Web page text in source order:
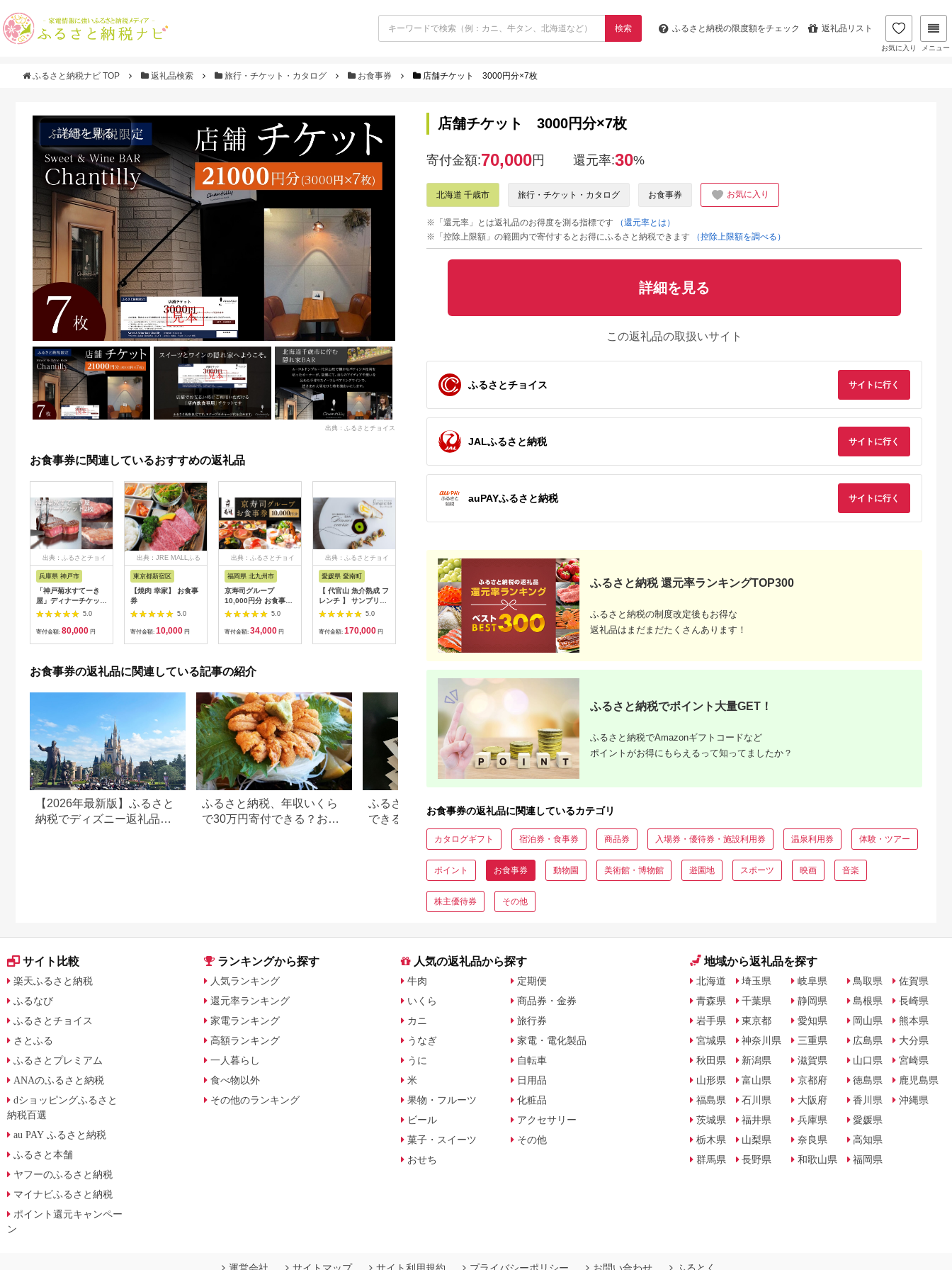
検索 ふるさと納税の限度額をチェック 返礼品リスト
お気に入り メニュー
ふるさと納税ナビ TOP 返礼品検索 旅行・チケット・カタログ お食事券 店舗チケット 3000円分×7枚
詳細を見る
出典：ふるさとチョイス
お食事券に関連しているおすすめの返礼品
出典：ふるさとチョイ
兵庫県 神戸市
「神戸菊水すてーき
屋」ディナーチケット
（2枚）
5.0
寄付金額: 80,000 円
出典：JRE MALLふる
東京都新宿区
【焼肉 幸家】 お食事
券
5.0
寄付金額: 10,000 円
出典：ふるさとチョイ
福岡県 北九州市
京寿司グループ
10,000円分 お食事券
1000円×10枚 食事チ
ケット チケット 寿司
福岡県 北九州市
5.0
寄付金額: 34,000 円
出典：ふるさとチョイ
愛媛県 愛南町
【 代官山 魚介熟成 フ
レンチ 】 サンプリシ
テ 「 愛南町 ディナー
コース 」 食事券 2名
様分
5.0
寄付金額: 170,000 円
出典：ふるさとチョイ
兵庫県 芦屋市
【ふるさと納税】「ホ
テル竹園芦屋」ご宿泊
・ ご飲食券 20000円
分 (1000円×20枚)
【宿泊券 お食事券 入
場券 優待券 チケット
ホテル 竹園芦屋 宿泊
素泊まり 朝食付き 1
泊2食付き サウナ付き
大浴場 レストラン カ
フェ 食事 ランチ ディ
5.0
寄付金額:67,000
出典：ふるさとチョイ
ス
料亭金城樓のお食事券
(ペア）
5.0
寄付金額:100,000 円
京都 府久御山町
『多来多来』の特撰牛
名様分【1131614】
5.0
寄付金額: 72,000 円
東京都墨田区
東京スカイツリー ラ
ケット 有効期間6ヶ月
Sky Restaurant 634
スカイツリー 入場券
イジーヌ フランス料
理 東京 墨田区
寄付金額:75,000
お食事券の返礼品に関連している記事の紹介
【2026年最新版】ふるさと
納税でディズニー返礼品は
ふるさと納税、年収いくら
で30万円寄付できる？おす
ふるさと納税で15万円寄付
できる年収は？家電などお
すすめ返礼品も
【2026年】ふるさと納税
100万円の寄付でもらえるお
すすめ返礼品！
店舗チケット 3000円分×7枚
寄付金額:70,000円 還元率:30%
北海道 千歳市 旅行・チケット・カタログ お食事券 お気に入り
※「還元率」とは返礼品のお得度を測る指標です
（還元率とは）
※「控除上限額」の範囲内で寄付するとお得にふるさと納税できます
（控除上限額を調べる）
詳細を見る
この返礼品の取扱いサイト
ふるさとチョイス サイトに行く
JALふるさと納税 サイトに行く
auPAYふるさと納税 サイトに行く
ふるさと納税 還元率ランキングTOP300
ふるさと納税の制度改定後もお得な
返礼品はまだまだたくさんあります！
ふるさと納税でポイント大量GET！
ふるさと納税でAmazonギフトコードなど
ポイントがお得にもらえるって知ってましたか？
お食事券の返礼品に関連しているカテゴリ
カタログギフト 宿泊券・食事券 商品券 入場券・優待券・施設利用券 温泉利用券 体験・ツアー
ポイント お食事券 動物園 美術館・博物館 遊園地 スポーツ 映画 音楽
株主優待券 その他
サイト比較
楽天ふるさと納税
ふるなび
ふるさとチョイス
さとふる
ふるさとプレミアム
ANAのふるさと納税
dショッピングふるさと
納税百選
au PAY ふるさと納税
ふるさと本舗
ヤフーのふるさと納税
マイナビふるさと納税
ポイント還元キャンペー
ン
ランキングから探す
人気ランキング
還元率ランキング
家電ランキング
高額ランキング
一人暮らし
食べ物以外
その他のランキング
人気の返礼品から探す
牛肉
いくら
カニ
うなぎ
うに
米
果物・フルーツ
ビール
菓子・スイーツ
おせち
定期便
商品券・金券
旅行券
家電・電化製品
自転車
日用品
化粧品
アクセサリー
その他
地域から返礼品を探す
北海道
青森県
岩手県
宮城県
秋田県
山形県
福島県
茨城県
栃木県
群馬県
埼玉県
千葉県
東京都
神奈川県
新潟県
富山県
石川県
福井県
山梨県
長野県
岐阜県
静岡県
愛知県
三重県
滋賀県
京都府
大阪府
兵庫県
奈良県
和歌山県
鳥取県
島根県
岡山県
広島県
山口県
徳島県
香川県
愛媛県
高知県
福岡県
佐賀県
長崎県
熊本県
大分県
宮崎県
鹿児島県
沖縄県